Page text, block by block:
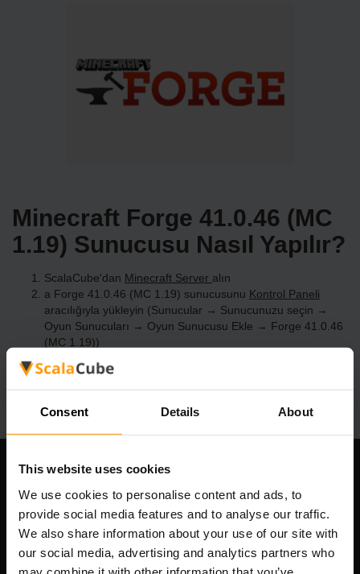
Consent Details About
This website uses cookies
We use cookies to personalise content and ads, to
provide social media features and to analyse our traffic.
We also share information about your use of our site with
our social media, advertising and analytics partners who
Minecraft Forge 41.0.46 (MC
1.19) Sunucusu Nasıl Yapılır?
ScalaCube'dan Minecraft Server alın
a Forge 41.0.46 (MC 1.19) sunucusunu Kontrol Paneli
aracılığıyla yükleyin (Sunucular → Sunucunuzu seçin →
Oyun Sunucuları → Oyun Sunucusu Ekle → Forge 41.0.46
(MC 1.19))
Sunucuda oynamanın tadını çıkarın!
Scalable Hosting Solutions OÜ